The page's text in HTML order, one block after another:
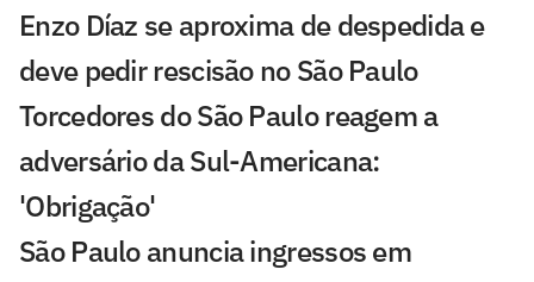
Enzo Díaz se aproxima de despedida e
deve pedir rescisão no São Paulo
Torcedores do São Paulo reagem a
adversário da Sul-Americana:
'Obrigação'
São Paulo anuncia ingressos em